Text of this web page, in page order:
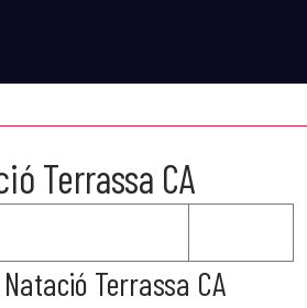
Terrassa CA
Terrassa CA